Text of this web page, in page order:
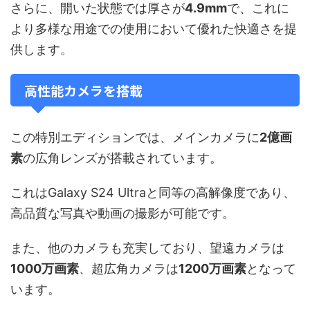
さらに、開いた状態では厚さが4.9mmで、これに
より多様な用途での使用において優れた快適さを提
供します。
高性能カメラを搭載
この特別エディションでは、メインカメラに2億画
素の広角レンズが搭載されています。
これはGalaxy S24 Ultraと同等の高解像度であり、
高品質な写真や動画の撮影が可能です。
また、他のカメラも充実しており、望遠カメラは
1000万画素、超広角カメラは1200万画素となって
います。